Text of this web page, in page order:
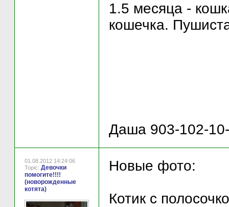
1.5 месяца -
кошечка.
Даша 903-102-
01.08.2012 14:24:06
Topic: Девочки
помогите!!!!
(новорожденные
котята)
Новые фото:
Котик с